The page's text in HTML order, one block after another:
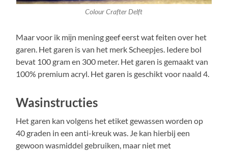
Colour Crafter Delft
Maar voor ik mĳn mening geef eerst wat feiten over het
garen. Het garen is van het merk Scheepjes. Iedere bol
bevat 100 gram en 300 meter. Het garen is gemaakt van
100% premium acryl. Het garen is geschikt voor naald 4.
Wasinstructies
Het garen kan volgens het etiket gewassen worden op
40 graden in een anti-kreuk was. Je kan hierbij een
gewoon wasmiddel gebruiken, maar niet met